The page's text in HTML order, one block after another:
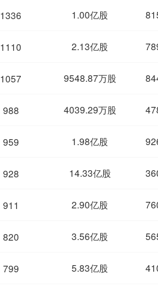
1336 1.00亿股
1110 2.13亿股
1057 9548.87万股
988 4039.29万股
959 1.98亿股
928 14.33亿股
911 2.90亿股
820 3.56亿股
799 5.83亿股